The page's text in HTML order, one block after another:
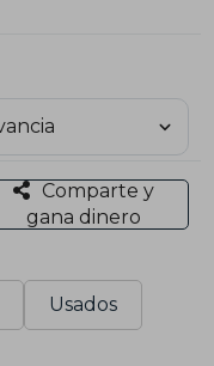
Comparte y
gana dinero
Usados